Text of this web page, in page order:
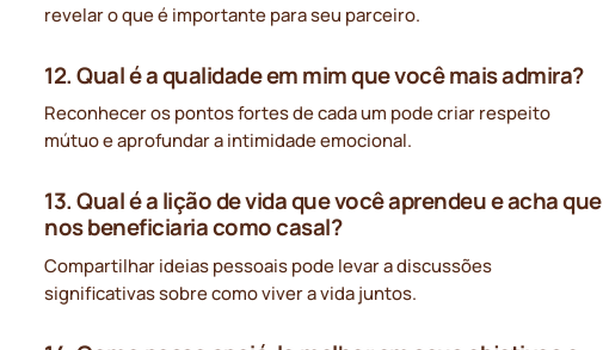
revelar o que é importante para seu parceiro.
12. Qual é a qualidade em mim que você mais admira?
Reconhecer os pontos fortes de cada um pode criar respeito
mútuo e aprofundar a intimidade emocional.
13. Qual é a lição de vida que você aprendeu e acha que
nos beneficiaria como casal?
Compartilhar ideias pessoais pode levar a discussões
significativas sobre como viver a vida juntos.